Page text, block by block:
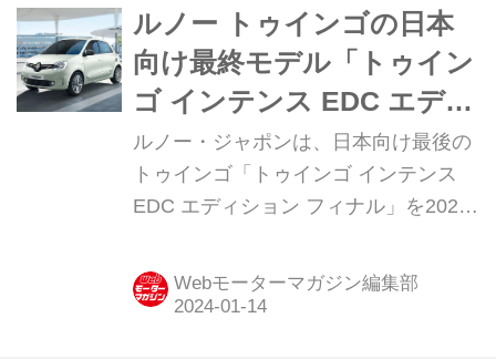
ルノー トゥインゴの日本
向け最終モデル「トゥイン
ゴ インテンス EDC エディ
ション フィナル」が限定
300台で登場
ルノー・ジャポンは、日本向け最後の
トゥインゴ「トゥインゴ インテンス
EDC エディション フィナル」を2024
すると発表。フランスを象徴するトリ
コロールカラーのアクセントや、専用
Webモーターマガジン編集部